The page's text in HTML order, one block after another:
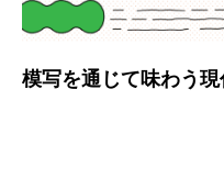
模写を通じて味わう